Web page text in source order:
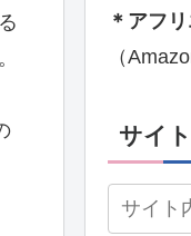
＊アフ
（
サイ